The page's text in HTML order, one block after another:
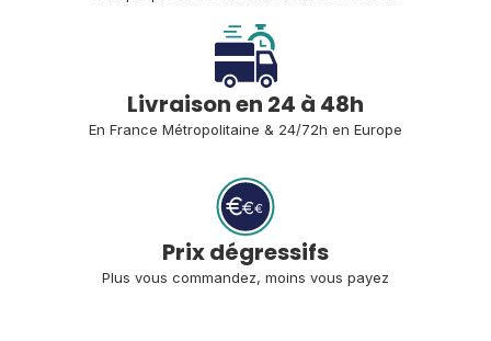
Livraison en 24 à 48h
En France Métropolitaine & 24/72h en Europe
Prix dégressifs
Plus vous commandez, moins vous payez